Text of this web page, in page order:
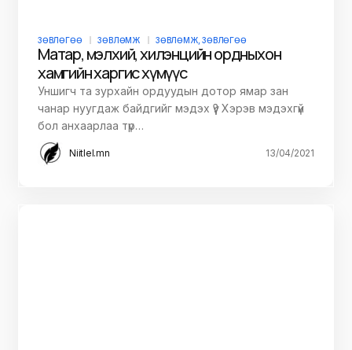
ЗӨВЛӨГӨӨ ЗӨВЛӨМЖ ЗӨВЛӨМЖ, ЗӨВЛӨГӨӨ
Матар, мэлхий, хилэнцийн ордныхон
хамгийн харгис хүмүүс
Уншигч та зурхайн ордуудын дотор ямар зан
чанар нуугдаж байдгийг мэдэх үү? Хэрэв мэдэхгүй
бол анхаарлаа түр…
Niitlel.mn 13/04/2021